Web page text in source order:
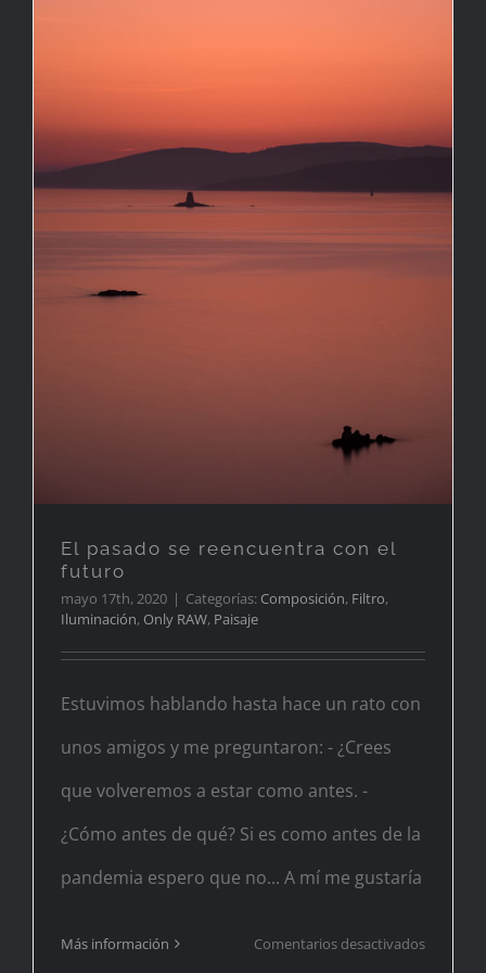
con el futuro
El pasado se reencuentra con el
futuro
mayo 17th, 2020 | Categorías: Composición, Filtro,
Iluminación, Only RAW, Paisaje
Estuvimos hablando hasta hace un rato con
unos amigos y me preguntaron: - ¿Crees
que volveremos a estar como antes. -
¿Cómo antes de qué? Si es como antes de la
pandemia espero que no... A mí me gustaría
Más información Comentarios desactivadosen